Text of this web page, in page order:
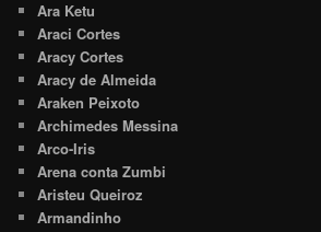
Ara Ketu
Araci Cortes
Aracy Cortes
Aracy de Almeida
Araken Peixoto
Archimedes Messina
Arco-Iris
Arena conta Zumbi
Aristeu Queiroz
Armandinho